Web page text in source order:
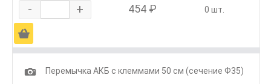
- + 454 ₽ 0 шт.
Ä
1
Перемычка АКБ с клеммами 50 см (сечение Ф35)